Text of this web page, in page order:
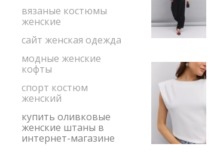
вязаные костюмы
женские
сайт женская одежда
модные женские
кофты
спорт костюм
женский
купить оливковые
женские штаны в
интернет-магазине